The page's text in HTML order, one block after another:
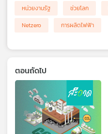
หน่วยงานรัฐ
ช่วยโลก
Netzero
การผลิตไฟฟ้า
ตอนถัดไป